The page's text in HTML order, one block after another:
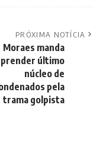
PRÓXIMA NOTÍCIA
Moraes manda
prender último
núcleo de
pela
trama golpista